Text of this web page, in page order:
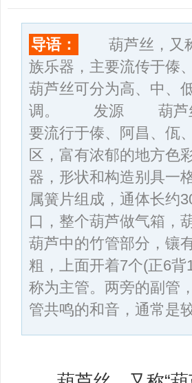
导语：
葫芦丝，又称
族乐器，主要流传
葫芦丝可分为高、中、
调。 发源 葫芦丝发
要流行于傣、阿昌、佤
区，富有浓郁的地
器，形状和构造别具一
属簧片组成，通体长
口，整个葫芦做气箱，
葫芦中的竹管部分，
粗，上面开着7个(正6
称为主管。两旁的副管
管共鸣的和音，通常是